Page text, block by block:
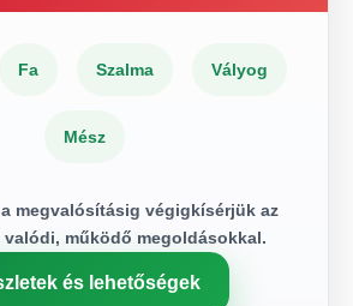
Fa Szalma Vályog
Mész
megvalósításig végigkísérjük az
valódi, működő megoldásokkal.
és lehetőségek